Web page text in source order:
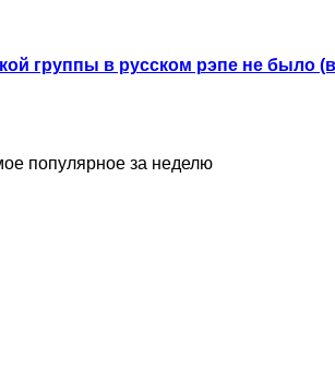
группы в русском рэпе не было
популярное за неделю